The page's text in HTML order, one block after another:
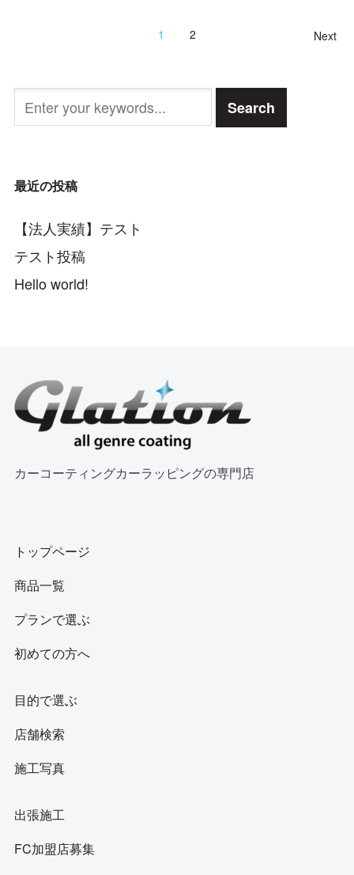
1 2 Next
最近の投稿
【法人実績】テスト
テスト投稿
Hello world!
カーコーティングカーラッピングの専門店
トップページ
商品一覧
プランで選ぶ
初めての方へ
目的で選ぶ
店舗検索
施工写真
出張施工
FC加盟店募集